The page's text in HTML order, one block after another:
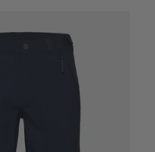
PRIX CROISSANT
PRIX DÉCROISSANT
NOUVEAUTÉS
ÉVALUATION